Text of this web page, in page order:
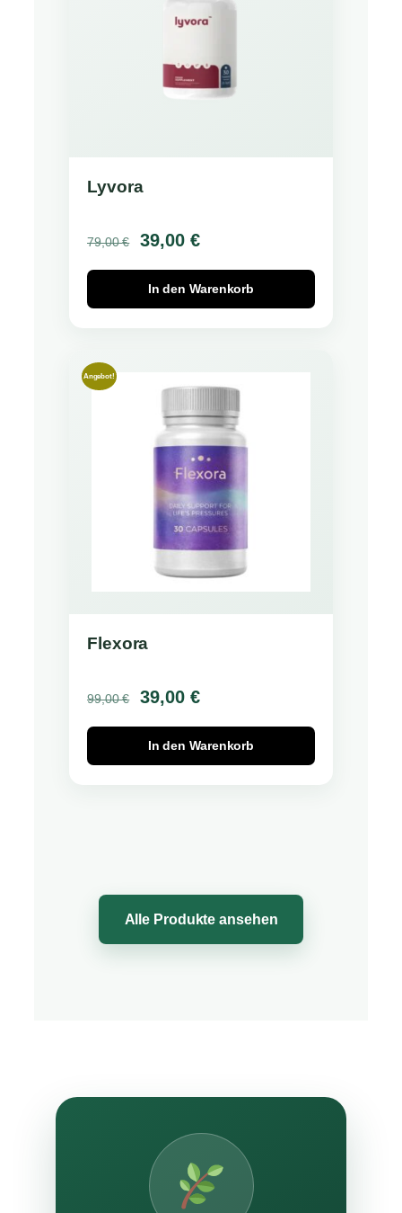
Lyvora
79,00€
Ursprünglicher
Preis
war:
39,00 €Aktueller
Preis
ist:
In den Warenkorb
Angebot!
Flexora
99,00€
Ursprünglicher
Preis
war:
39,00 €Aktueller
Preis
ist:
In den Warenkorb
Alle Produkte ansehen